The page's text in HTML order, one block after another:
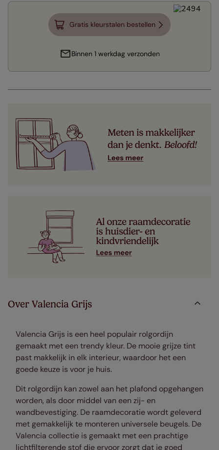
Gratis kleurstalen bestellen
Binnen 1 werkdag verzonden
Over Valencia Grijs
Valencia Grijs is een heel populair rolgordijn
gemaakt met een trendy kleur. De mooie grijze tint
past makkelijk in elk interieur, waardoor het een
goede keuze is voor je huis.
Dit rolgordijn kan zowel aan het plafond opgehangen
worden, als door middel van een zij- en
wandbevestiging. De raamdecoratie wordt geleverd
met gemakkelijk te monteren universele beugels. De
Valencia collectie is gemaakt met een prachtige
lichtfilterende stof die ervoor zorgt dat je goed